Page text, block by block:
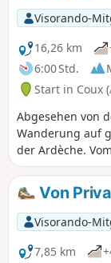
Visorando-
16,26 km
6:00 Std.
Start in Coux
Abgesehen von
Wanderung auf
der Ardèche.
Panoramablick
Ende der
Jaubernie
der
Von
Visorando-
7,85 km